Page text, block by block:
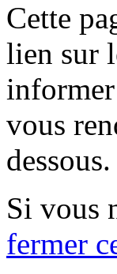
Cette
lien sur
vous
dessous.
Si vous
fermer